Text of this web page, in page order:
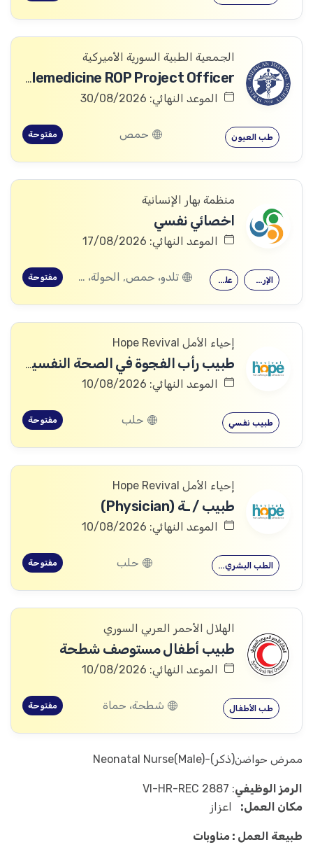
الجمعية الطبية السورية الأميركية
Telemedicine ROP Project Officer
الموعد النهائي: 30/08/2026
طب العيون حمص مفتوحة
منظمة بهار الإنسانية
اخصائي نفسي
الموعد النهائي: 17/08/2026
علم النفس الإرشاد النفسي تلدو، حمص, الحولة، حمص مفتوحة
إحياء الأمل Hope Revival
طبيب رأب الفجوة في الصحة النفسية (mhGAP Doctor)
الموعد النهائي: 10/08/2026
طبيب نفسي حلب مفتوحة
إحياء الأمل Hope Revival
طبيب / ـة (Physician)
الموعد النهائي: 10/08/2026
الطب البشري… حلب مفتوحة
الهلال الأحمر العربي السوري
طبيب أطفال مستوصف شطحة
الموعد النهائي: 10/08/2026
طب الأطفال شطحة، حماة مفتوحة
ممرض حواضن(ذكر)-Neonatal Nurse(Male)
الرمز الوظيفي: VI-HR-REC 2887
مكان العمل: اعزاز
طبيعة العمل : مناوبات